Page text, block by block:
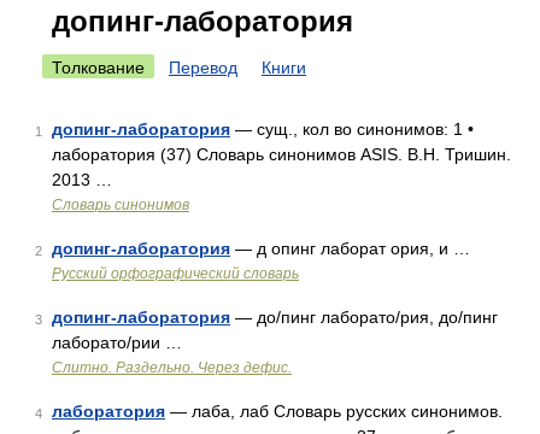
допинг-лаборатория
Толкование Перевод Книги
1 допинг-лаборатория — сущ., кол во синонимов: 1 •
лаборатория (37) Словарь синонимов ASIS. В.Н. Тришин.
2013 …
Словарь синонимов
2 допинг-лаборатория — д опинг лаборат ория, и …
Русский орфографический словарь
3 допинг-лаборатория — до/пинг лаборато/рия, до/пинг
лаборато/рии …
Слитно. Раздельно. Через дефис.
4 лаборатория — лаба, лаб Словарь русских синонимов.